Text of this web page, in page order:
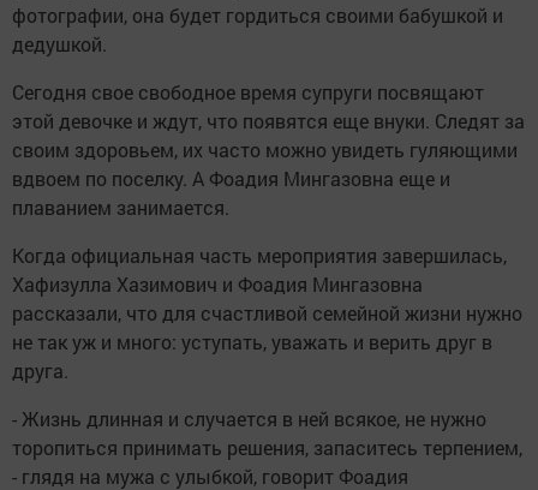
фотографии, она будет гордиться своими бабушкой и
дедушкой.
Сегодня свое свободное время супруги посвящают
этой девочке и ждут, что появятся еще внуки. Следят за
своим здоровьем, их часто можно увидеть гуляющими
вдвоем по поселку. А Фоадия Мингазовна еще и
плаванием занимается.
Когда официальная часть мероприятия завершилась,
Хафизулла Хазимович и Фоадия Мингазовна
рассказали, что для счастливой семейной жизни нужно
не так уж и много: уступать, уважать и верить друг в
друга.
- Жизнь длинная и случается в ней всякое, не нужно
торопиться принимать решения, запаситесь терпением,
- глядя на мужа с улыбкой, говорит Фоадия